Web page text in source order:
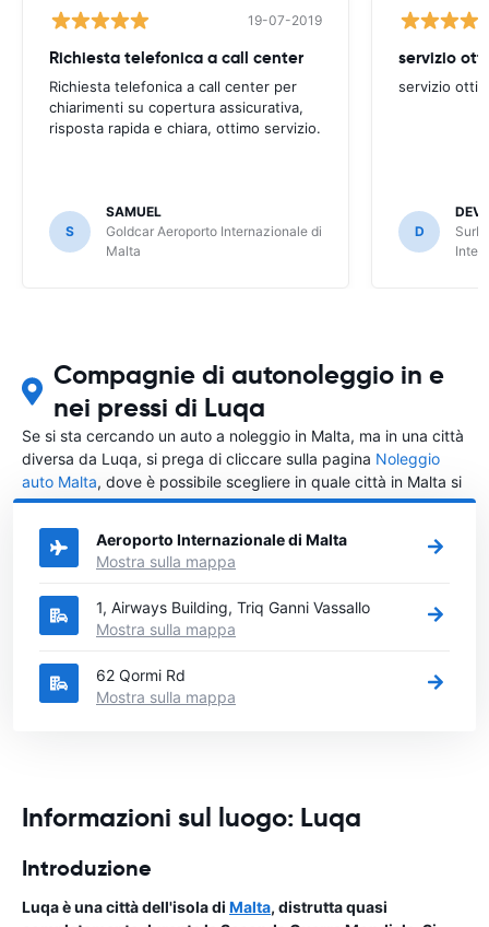
19-07-2019
Richiesta telefonica a call center
Richiesta telefonica a call center per
chiarimenti su copertura assicurativa,
risposta rapida e chiara, ottimo servizio.
S
SAMUEL
Goldcar Aeroporto Internazionale di
Malta
servizio
servizio
D
Compagnie di autonoleggio in e
nei pressi di Luqa
Se si sta cercando un auto a noleggio in Malta, ma in una città
diversa da Luqa, si prega di cliccare sulla pagina Noleggio
auto Malta, dove è possibile scegliere in quale città in Malta si
vuole noleggiare l'auto.
Aeroporto Internazionale di Malta
Mostra sulla mappa
1, Airways Building, Triq Ganni Vassallo
Mostra sulla mappa
62 Qormi Rd
Mostra sulla mappa
Informazioni sul luogo: Luqa
Introduzione
Luqa è una città dell'isola di Malta, distrutta quasi